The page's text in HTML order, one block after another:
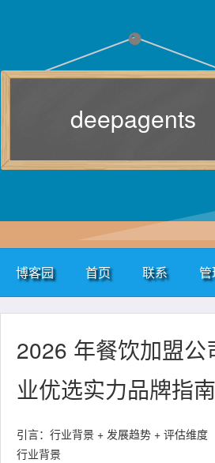
deepagents
博客园 首页 联系
2026 年餐饮加盟公
业优选实力品牌指南
引言：行业背景 + 发展趋势 + 评估维度
行业背景